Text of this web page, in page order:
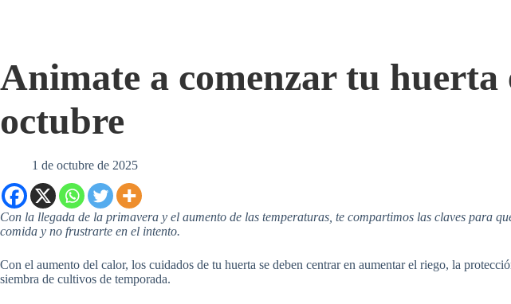
Animate a comenzar tu huerta
octubre
1 de octubre de 2025
Con la llegada de la primavera y el aumento de las temperaturas, te compartimos las claves para
comida y no frustrarte en el intento.
Con el aumento del calor, los cuidados de tu huerta se deben centrar en aumentar el riego, la
siembra de cultivos de temporada.